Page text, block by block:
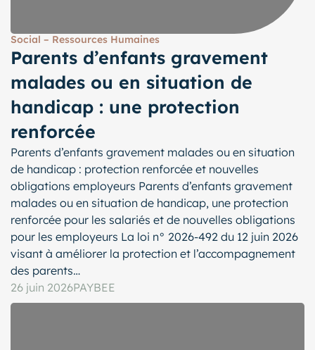
Social – Ressources Humaines
Parents d’enfants gravement
malades ou en situation de
handicap : une protection
renforcée
Parents d’enfants gravement malades ou en situation
de handicap : protection renforcée et nouvelles
obligations employeurs Parents d’enfants gravement
malades ou en situation de handicap, une protection
renforcée pour les salariés et de nouvelles obligations
pour les employeurs La loi n° 2026-492 du 12 juin 2026
visant à améliorer la protection et l’accompagnement
des parents…
26 juin 2026PAYBEE